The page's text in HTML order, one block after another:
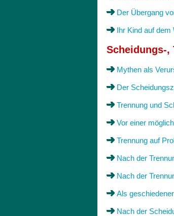
Der Übergang
Ihr Kind auf
Scheidungs-,
Mythen als
Der
Trennung und
Vor einer
Trennung auf
Nach der
Nach der
Als
Nach der